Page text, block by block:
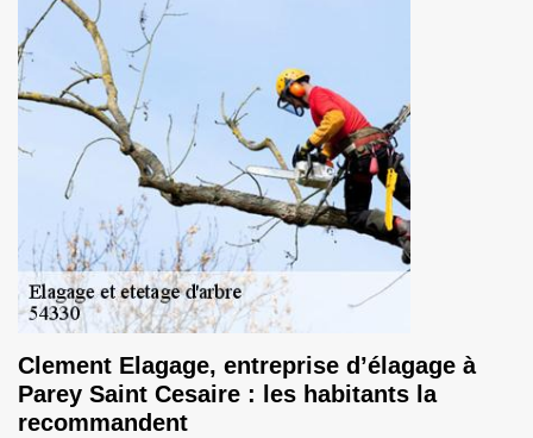
Clement Elagage, entreprise d’élagage à
Parey Saint Cesaire : les habitants la
recommandent